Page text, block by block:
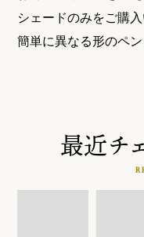
シェードのみをご購入
簡単に異なる形のペ
最近チ